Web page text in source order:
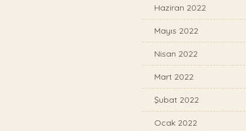
Haziran 2022
Mayıs 2022
Nisan 2022
Mart 2022
Şubat 2022
Ocak 2022